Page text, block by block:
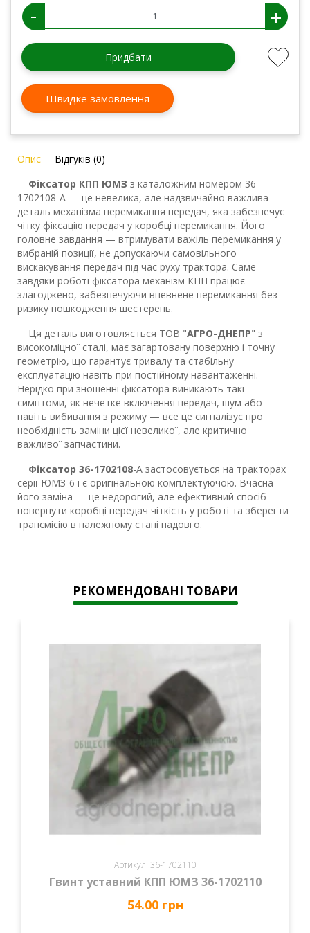
- +
Придбати
Швидке замовлення
Опис
Відгуків (0)
Фіксатор КПП ЮМЗ з каталожним номером 36-
1702108-А — це невелика, але надзвичайно важлива
деталь механізма перемикання передач, яка забезпечує
чітку фіксацію передач у коробці перемикання. Його
головне завдання — втримувати важіль перемикання у
вибраній позиції, не допускаючи самовільного
вискакування передач під час руху трактора. Саме
завдяки роботі фіксатора механізм КПП працює
злагоджено, забезпечуючи впевнене перемикання без
ризику пошкодження шестерень.
Ця деталь виготовляється ТОВ "АГРО-ДНЕПР" з
високоміцної сталі, має загартовану поверхню і точну
геометрію, що гарантує тривалу та стабільну
експлуатацію навіть при постійному навантаженні.
Нерідко при зношенні фіксатора виникають такі
симптоми, як нечетке включення передач, шум або
навіть вибивання з режиму — все це сигналізує про
необхідність заміни цієї невеликої, але критично
важливої запчастини.
Фіксатор 36-1702108-А застосовується на тракторах
серії ЮМЗ-6 і є оригінальною комплектуючою. Вчасна
його заміна — це недорогий, але ефективний спосіб
повернути коробці передач чіткість у роботі та зберегти
трансмісію в належному стані надовго.
РЕКОМЕНДОВАНІ ТОВАРИ
Артикул: 36-1702110
Гвинт уставний КПП ЮМЗ 36-1702110
54.00 грн